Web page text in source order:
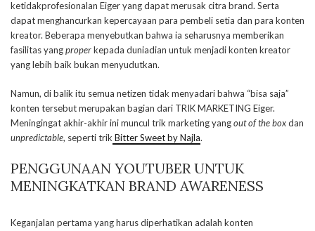
ketidakprofesionalan Eiger yang dapat merusak citra brand. Serta
dapat menghancurkan kepercayaan para pembeli setia dan para konten
kreator. Beberapa menyebutkan bahwa ia seharusnya memberikan
fasilitas yangproperkepada duniadian untuk menjadi konten kreator
yang lebih baik bukan menyudutkan.
Namun, di balik itu semua netizen tidak menyadari bahwa “bisa saja”
konten tersebut merupakan bagian dari TRIK MARKETING Eiger.
Meningingat akhir-akhir ini muncul trik marketing yangout of the boxdan
unpredictable, seperti trik Bitter Sweet by Najla.
PENGGUNAAN YOUTUBER UNTUK
MENINGKATKAN BRAND AWARENESS
Keganjalan pertama yang harus diperhatikan adalah konten